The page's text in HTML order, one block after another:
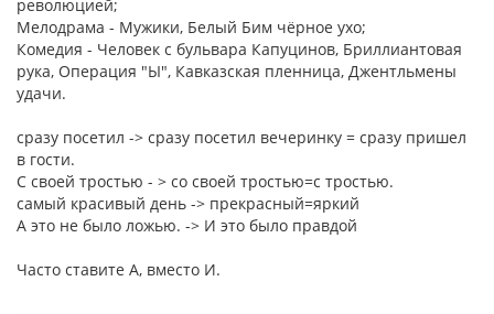
революцией;
Мелодрама - Мужики, Белый Бим чёрное ухо;
Комедия - Человек с бульвара Капуцинов, Бриллиантовая
рука, Операция "Ы", Кавказская пленница, Джентльмены
удачи.
сразу посетил -> сразу посетил вечеринку = сразу пришел
в гости.
С своей тростью - > со своей тростью=с тростью.
самый красивый день -> прекрасный=яркий
А это не было ложью. -> И это было правдой
Часто ставите А, вместо И.